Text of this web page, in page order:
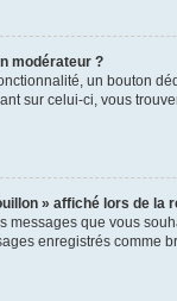
modérateur ?
un bouton
sur celui-ci, vous
» affiché lors de la
messages que vous
enregistrés comme